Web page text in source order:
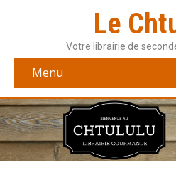
Le
Votre librairie de
Menu